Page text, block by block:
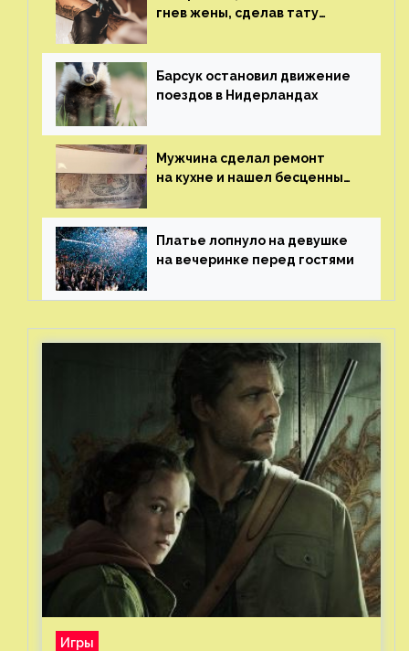
гнев жены, сделав тату
Барсук остановил движение
поездов в Нидерландах
Мужчина сделал ремонт
на кухне и нашел бесценные
Платье лопнуло на девушке
на вечеринке перед гостями
Игры